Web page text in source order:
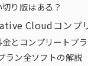
り版はある？
Cloudコンプ
とコンプリートプ
ン全ソフトの解説